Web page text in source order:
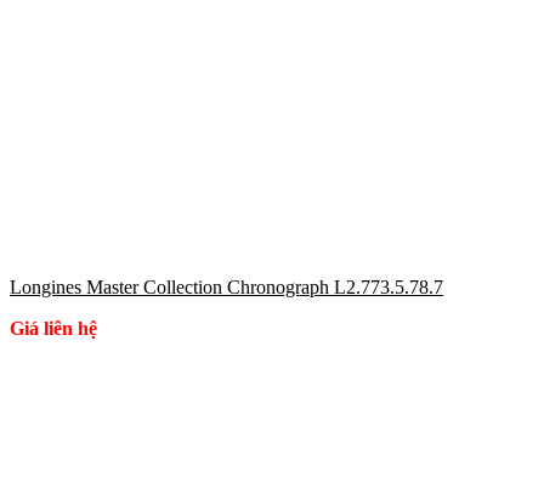
Longines Master Collection Chronograph L2.773.5.78.7
Giá liên hệ